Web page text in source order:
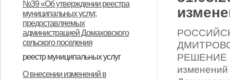
№39 «Об утверждении реестра
муниципальных услуг,
предоставляемых
администрацией Домаховского
сельского поселения
реестр муниципальных услуг
Реестр муниципальных услуг,
Об утверждении реестра
Об утверждении Положения о
О внесении изменений в
РЕШЕНИЕ